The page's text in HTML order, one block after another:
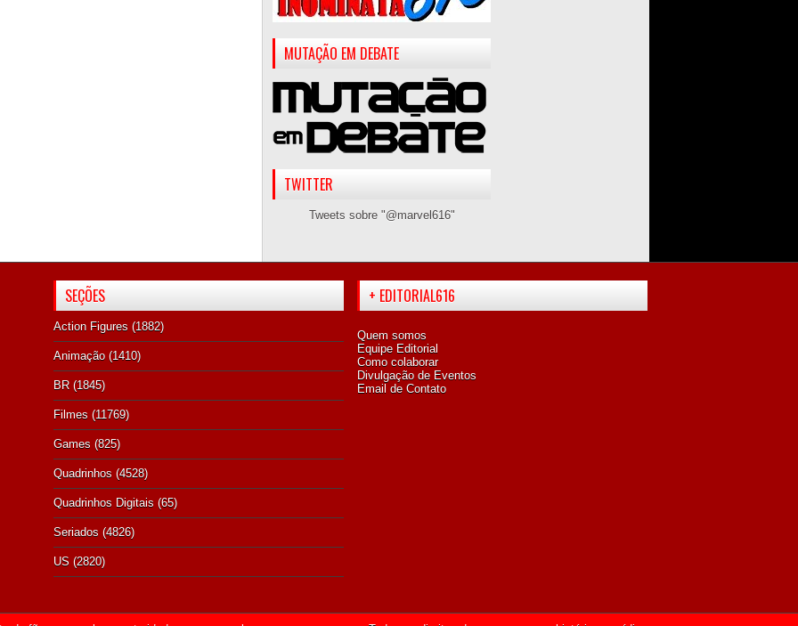
MUTAÇÃO EM DEBATE
TWITTER
Tweets sobre "@marvel616"
SEÇÕES
Action Figures (1882)
Animação (1410)
BR (1845)
Filmes (11769)
Games (825)
Quadrinhos (4528)
Quadrinhos Digitais (65)
Seriados (4826)
US (2820)
+ EDITORIAL616
Quem somos
Equipe Editorial
Como colaborar
Divulgação de Eventos
Email de Contato